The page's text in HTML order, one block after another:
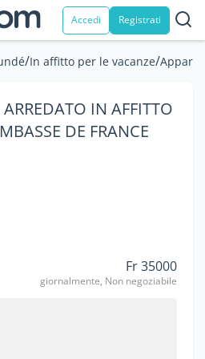
Accedi Registrati
/In affitto per le vacanze/
IN AFFITTO
DE FRANCE
Fr 35000
giornalmente, Non negoziabile